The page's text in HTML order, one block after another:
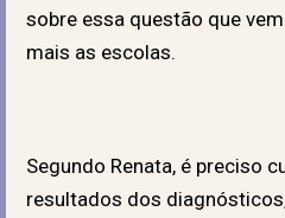
sobre essa questão que
mais as escolas.
Segundo Renata, é preciso
resultados dos